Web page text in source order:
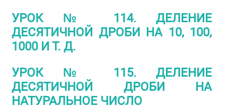
УРОК № 114. ДЕЛЕНИЕ
ДЕСЯТИЧНОЙ ДРОБИ НА 10, 100,
1000 И Т. Д.
УРОК № 115. ДЕЛЕНИЕ
ДЕСЯТИЧНОЙ ДРОБИ НА
НАТУРАЛЬНОЕ ЧИСЛО